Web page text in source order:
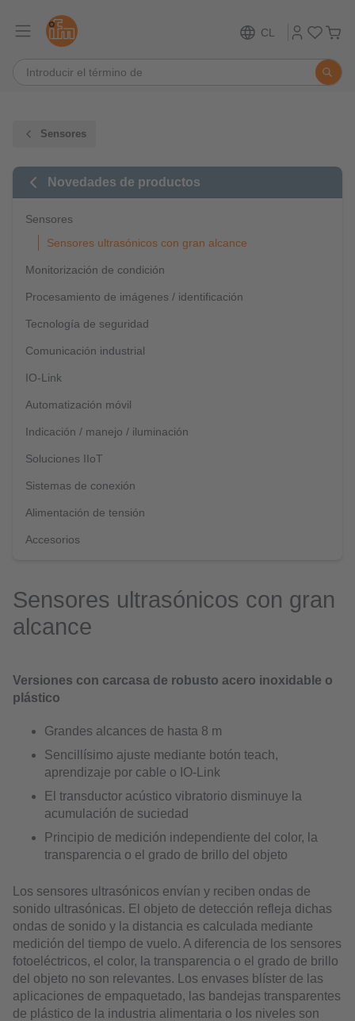
CL
Sensores
Novedades de productos
Sensores
Sensores ultrasónicos con gran alcance
Monitorización de condición
Procesamiento de imágenes / identificación
Tecnología de seguridad
Comunicación industrial
IO-Link
Automatización móvil
Indicación / manejo / iluminación
Soluciones IIoT
Sistemas de conexión
Alimentación de tensión
Accesorios
Sensores ultrasónicos con gran
alcance
Versiones con carcasa de robusto acero inoxidable o
plástico
Grandes alcances de hasta 8 m
Sencillísimo ajuste mediante botón teach,
aprendizaje por cable o IO-Link
El transductor acústico vibratorio disminuye la
acumulación de suciedad
Principio de medición independiente del color, la
transparencia o el grado de brillo del objeto
Los sensores ultrasónicos envían y reciben ondas de
sonido ultrasónicas. El objeto de detección refleja dichas
ondas de sonido y la distancia es calculada mediante
medición del tiempo de vuelo. A diferencia de los sensores
fotoeléctricos, el color, la transparencia o el grado de brillo
del objeto no son relevantes. Los envases blíster de las
aplicaciones de empaquetado, las bandejas transparentes
de plástico de la industria alimentaria o los niveles son